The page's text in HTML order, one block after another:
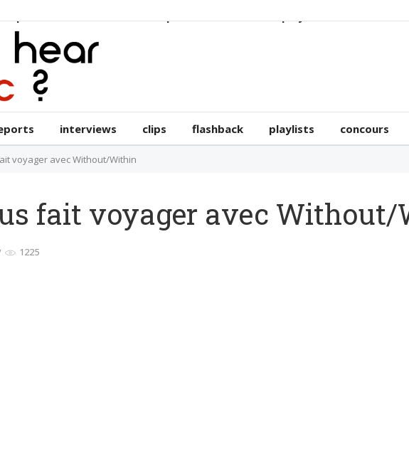
interviews clips flashback playlists concours
voyager avec Without/Within
fait voyager avec
1225